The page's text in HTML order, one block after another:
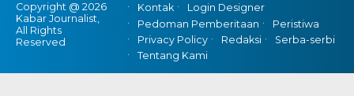
Copyright @ 2026
Kabar Journalist,
All Rights
Reserved
Kontak
Login Designer
Pedoman Pemberitaan
Peristiwa
Privacy Policy
Redaksi
Serba-serbi
Tentang Kami